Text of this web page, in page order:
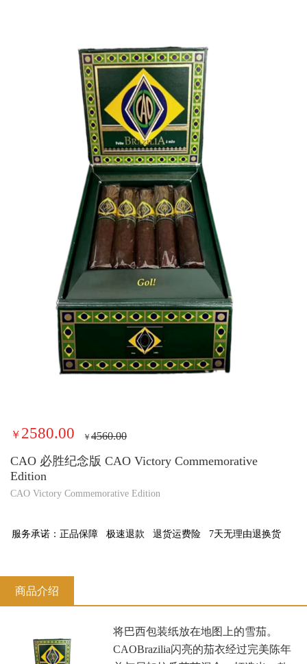
￥ 2580.00 ￥4560.00
CAO 必胜纪念版 CAO Victory Commemorative
Edition
CAO Victory Commemorative Edition
服务承诺： 正品保障 极速退款 退货运费险 7天无理由退换货
商品介绍
将巴西包装纸放在地图上的雪茄。
CAOBrazilia闪亮的茄衣经过完美陈年